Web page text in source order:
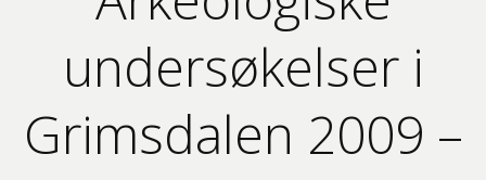
undersøkelser i
Grimsdalen 2009 –